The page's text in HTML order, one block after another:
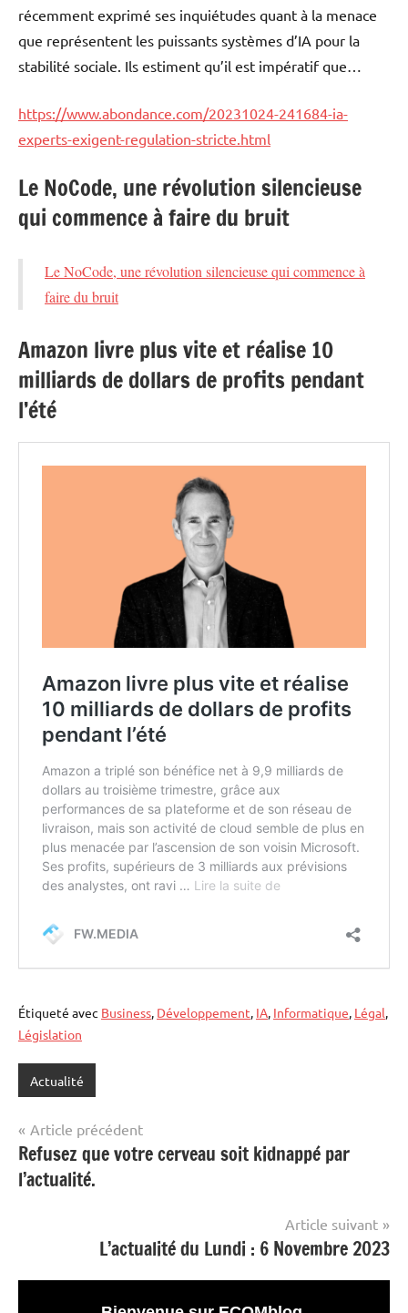
récemment exprimé ses inquiétudes quant à la menace
que représentent les puissants systèmes d’IA pour la
stabilité sociale. Ils estiment qu’il est impératif que…
https://www.abondance.com/20231024-241684-ia-
experts-exigent-regulation-stricte.html
Le NoCode, une révolution silencieuse
qui commence à faire du bruit
Le NoCode, une révolution silencieuse qui commence à
faire du bruit
Amazon livre plus vite et réalise 10
milliards de dollars de profits pendant
l’été
Étiqueté avec Business, Développement, IA, Informatique, Légal,
Législation
Actualité
Navigation
de
l’article
Article précédent
Refusez que votre cerveau soit kidnappé par
l’actualité.
Article suivant
L’actualité du Lundi : 6 Novembre 2023